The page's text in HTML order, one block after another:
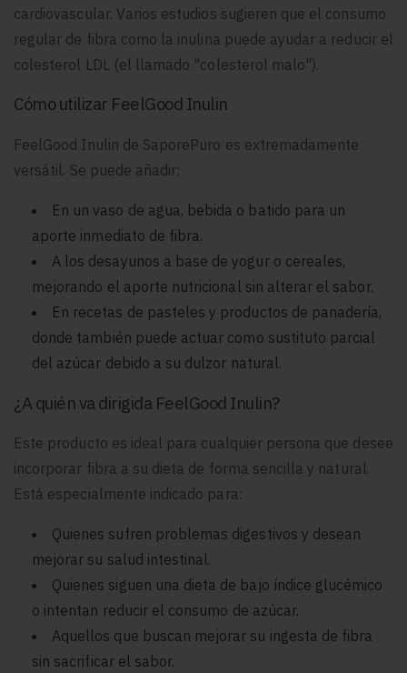
cardiovascular. Varios estudios sugieren que el consumo
regular de fibra como la inulina puede ayudar a reducir el
colesterol LDL (el llamado "colesterol malo").
Cómo utilizar FeelGood Inulin
FeelGood Inulin de SaporePuro es extremadamente
versátil. Se puede añadir:
En un vaso de agua, bebida o batido para un
aporte inmediato de fibra.
A los desayunos a base de yogur o cereales,
mejorando el aporte nutricional sin alterar el sabor.
En recetas de pasteles y productos de panadería,
donde también puede actuar como sustituto parcial
del azúcar debido a su dulzor natural.
¿A quién va dirigida FeelGood Inulin?
Este producto es ideal para cualquier persona que desee
incorporar fibra a su dieta de forma sencilla y natural.
Está especialmente indicado para:
Quienes sufren problemas digestivos y desean
mejorar su salud intestinal.
Quienes siguen una dieta de bajo índice glucémico
o intentan reducir el consumo de azúcar.
Aquellos que buscan mejorar su ingesta de fibra
sin sacrificar el sabor.